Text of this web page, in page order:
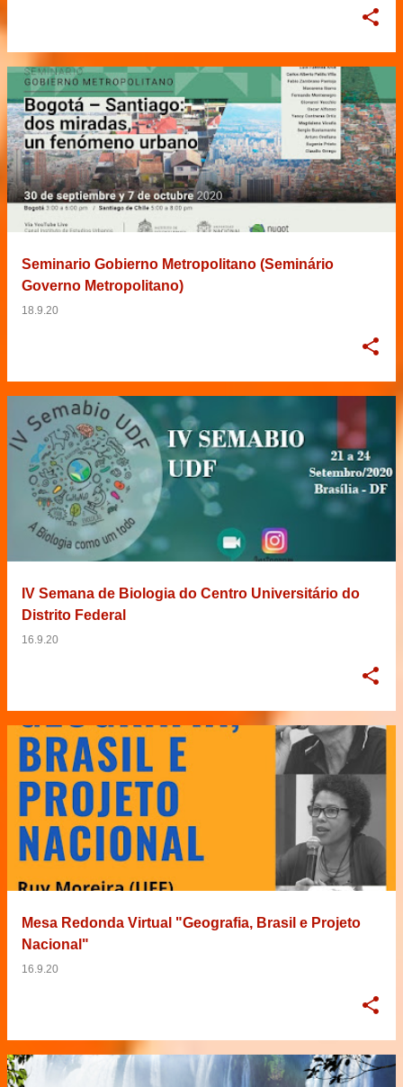
Seminario Gobierno Metropolitano (Seminário
Governo Metropolitano)
18.9.20
IV Semana de Biologia do Centro Universitário do
Distrito Federal
16.9.20
Mesa Redonda Virtual "Geografia, Brasil e Projeto
Nacional"
16.9.20